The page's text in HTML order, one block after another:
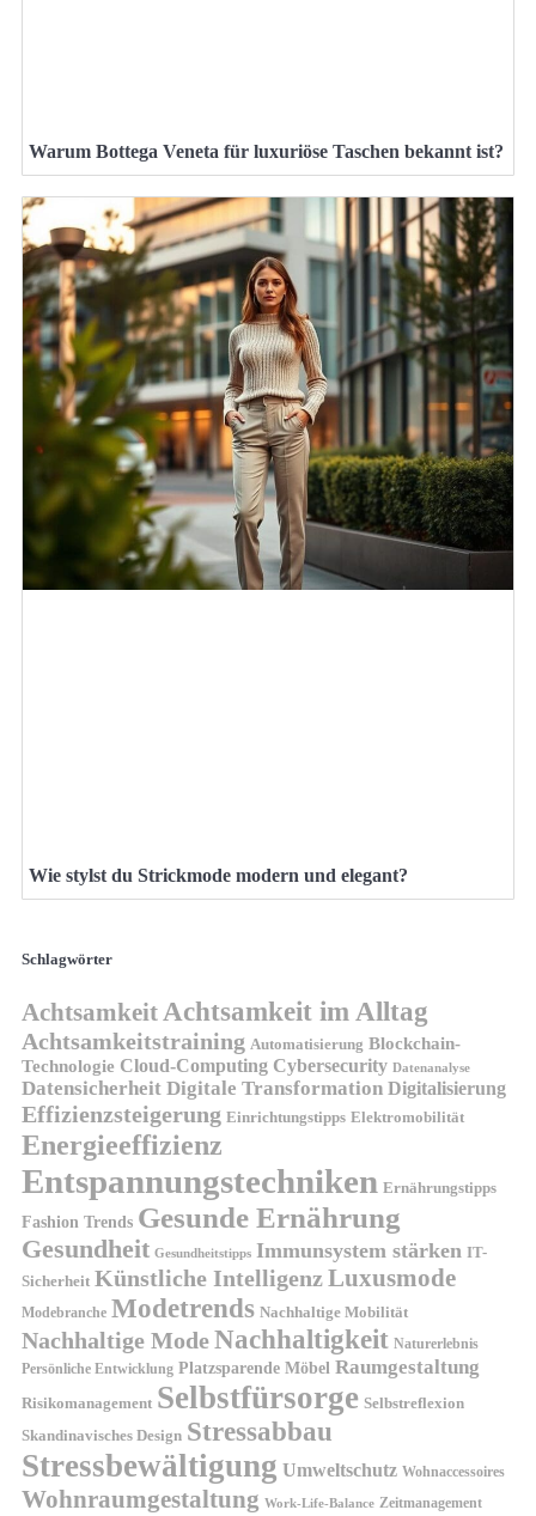
Warum Bottega Veneta für luxuriöse Taschen bekannt ist?
Wie stylst du Strickmode modern und elegant?
Schlagwörter
AchtsamkeitAchtsamkeit im Alltag
Achtsamkeitstraining Automatisierung Blockchain-
Technologie Cloud-Computing Cybersecurity Datenanalyse
Datensicherheit Digitale Transformation Digitalisierung
Effizienzsteigerung Einrichtungstipps Elektromobilität
Energieeffizienz
Entspannungstechniken Ernährungstipps
Fashion Trends Gesunde Ernährung
Gesundheit Gesundheitstipps Immunsystem stärken IT-
Sicherheit Künstliche IntelligenzLuxusmode
Modebranche Modetrends Nachhaltige Mobilität
Nachhaltige ModeNachhaltigkeit Naturerlebnis
Persönliche Entwicklung Platzsparende Möbel Raumgestaltung
Risikomanagement Selbstfürsorge Selbstreflexion
Skandinavisches Design Stressabbau
Stressbewältigung Umweltschutz Wohnaccessoires
Wohnraumgestaltung Work-Life-Balance Zeitmanagement